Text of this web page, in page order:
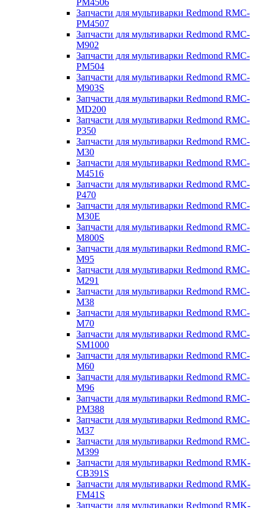
PM4506
Запчасти для мультиварки Redmond RMC-
PM4507
Запчасти для мультиварки Redmond RMC-
M902
Запчасти для мультиварки Redmond RMC-
PM504
Запчасти для мультиварки Redmond RMC-
M903S
Запчасти для мультиварки Redmond RMC-
MD200
Запчасти для мультиварки Redmond RMC-
P350
Запчасти для мультиварки Redmond RMC-
M30
Запчасти для мультиварки Redmond RMC-
M4516
Запчасти для мультиварки Redmond RMC-
P470
Запчасти для мультиварки Redmond RMC-
M30E
Запчасти для мультиварки Redmond RMC-
M800S
Запчасти для мультиварки Redmond RMC-
M95
Запчасти для мультиварки Redmond RMC-
M291
Запчасти для мультиварки Redmond RMC-
M38
Запчасти для мультиварки Redmond RMC-
M70
Запчасти для мультиварки Redmond RMC-
SM1000
Запчасти для мультиварки Redmond RMC-
M60
Запчасти для мультиварки Redmond RMC-
M96
Запчасти для мультиварки Redmond RMC-
PM388
Запчасти для мультиварки Redmond RMC-
M37
Запчасти для мультиварки Redmond RMC-
M399
Запчасти для мультиварки Redmond RMK-
CB391S
Запчасти для мультиварки Redmond RMK-
FM41S
Запчасти для мультиварки Redmond RMK-